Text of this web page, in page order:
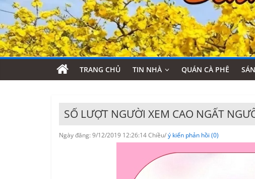
TRANG CHỦ TIN NHÀ QUÁN CÀ PHÊ
SỐ LƯỢT NGƯỜI XEM CAO NGẤT
Ngày đăng: 9/12/2019 12:26:14 Chiều/ý kiến phản hồi (0)